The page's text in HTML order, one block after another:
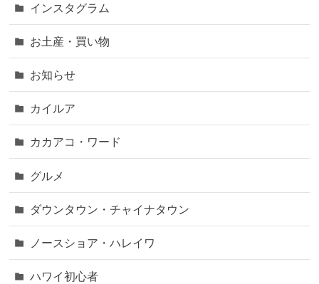
インスタグラム
お土産・買い物
お知らせ
カイルア
カカアコ・ワード
グルメ
ダウンタウン・チャイナタウン
ノースショア・ハレイワ
ハワイ初心者